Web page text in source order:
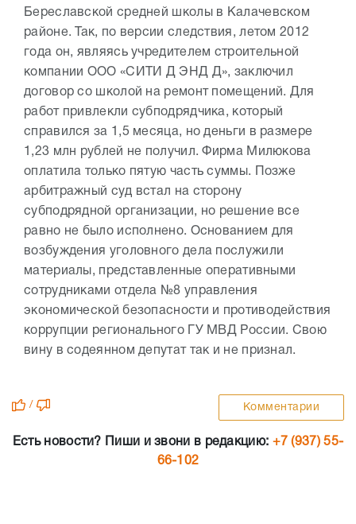
Береславской средней школы в Калачевском
районе. Так, по версии следствия, летом 2012
года он, являясь учредителем строительной
компании ООО «СИТИ Д ЭНД Д», заключил
договор со школой на ремонт помещений. Для
работ привлекли субподрядчика, который
справился за 1,5 месяца, но деньги в размере
1,23 млн рублей не получил. Фирма Милюкова
оплатила только пятую часть суммы. Позже
арбитражный суд встал на сторону
субподрядной организации, но решение все
равно не было исполнено. Основанием для
возбуждения уголовного дела послужили
материалы, представленные оперативными
сотрудниками отдела №8 управления
экономической безопасности и противодействия
коррупции регионального ГУ МВД России. Свою
вину в содеянном депутат так и не признал.
/ Комментарии
Есть новости? Пиши и звони в редакцию: +7 (937) 55-
66-102